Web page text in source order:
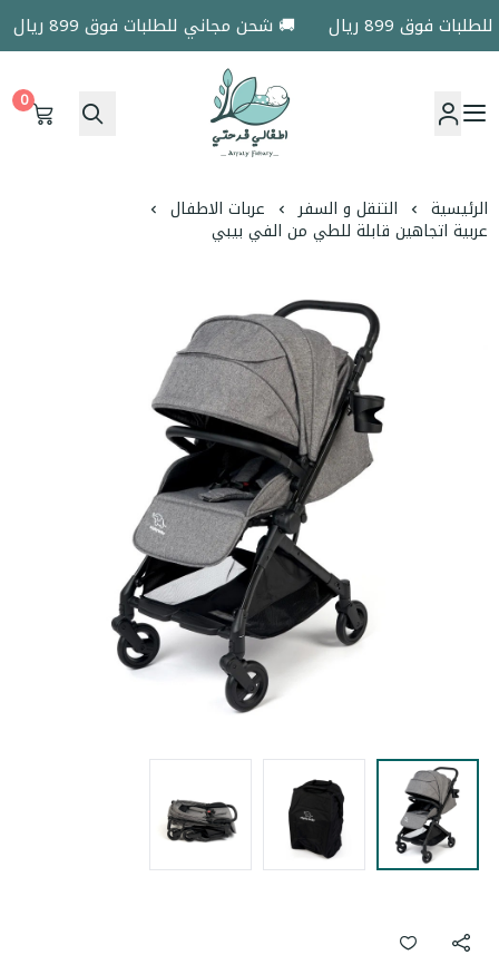
فوق 899 ريال 🚚 شحن مجاني للطلبات فوق 899 ريال
اطفالي فرحتي
0
الرئيسية التنقل و السفر عربات الاطفال
عربية اتجاهين قابلة للطي من الفي بيبي